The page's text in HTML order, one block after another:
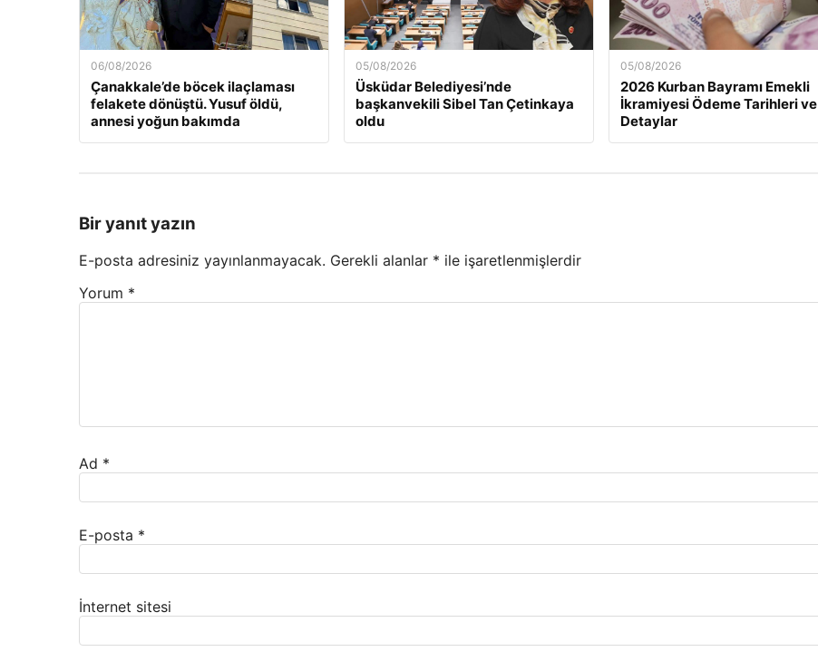
06/08/2026
Çanakkale’de böcek ilaçlaması
felakete dönüştü. Yusuf öldü,
annesi yoğun bakımda
05/08/2026
Üsküdar Belediyesi’nde
başkanvekili Sibel Tan Çetinkaya
oldu
05/08/2026
2026 Kurban Bayramı Emekli
İkramiyesi Ödeme Tarihleri ve
Detaylar
Bir yanıt yazın
E-posta adresiniz yayınlanmayacak. Gerekli alanlar * ile işaretlenmişlerdir
Yorum *
Ad *
E-posta *
İnternet sitesi